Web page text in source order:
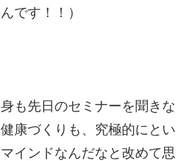
です！！）
も先日のセミナーを聞きな
康づくりも、究極的にとい
インドなんだなと改めて思